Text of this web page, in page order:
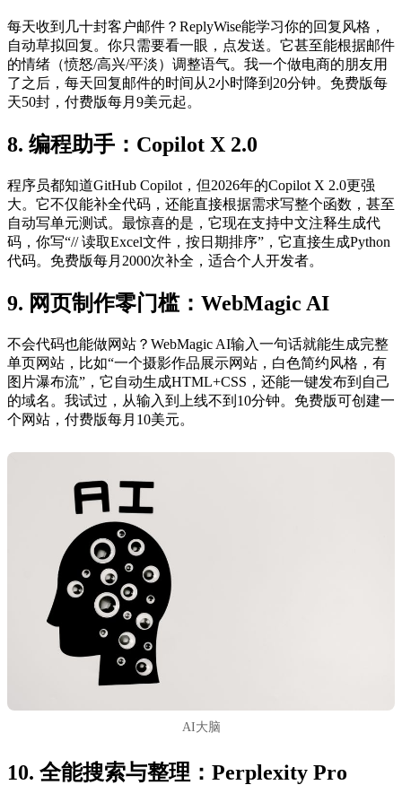
每天收到几十封客户邮件？ReplyWise能学习你的回复风格，
自动草拟回复。你只需要看一眼，点发送。它甚至能根据邮件
的情绪（愤怒/高兴/平淡）调整语气。我一个做电商的朋友用
了之后，每天回复邮件的时间从2小时降到20分钟。免费版每
天50封，付费版每月9美元起。
8. 编程助手：Copilot X 2.0
程序员都知道GitHub Copilot，但2026年的Copilot X 2.0更强
大。它不仅能补全代码，还能直接根据需求写整个函数，甚至
自动写单元测试。最惊喜的是，它现在支持中文注释生成代
码，你写“// 读取Excel文件，按日期排序”，它直接生成Python
代码。免费版每月2000次补全，适合个人开发者。
9. 网页制作零门槛：WebMagic AI
不会代码也能做网站？WebMagic AI输入一句话就能生成完整
单页网站，比如“一个摄影作品展示网站，白色简约风格，有
图片瀑布流”，它自动生成HTML+CSS，还能一键发布到自己
的域名。我试过，从输入到上线不到10分钟。免费版可创建一
个网站，付费版每月10美元。
AI大脑
10. 全能搜索与整理：Perplexity Pro